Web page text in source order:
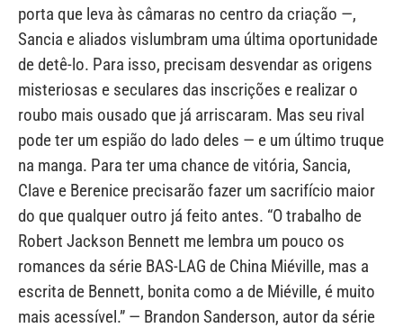
porta que leva às câmaras no centro da criação —,
Sancia e aliados vislumbram uma última oportunidade
de detê-lo. Para isso, precisam desvendar as origens
misteriosas e seculares das inscrições e realizar o
roubo mais ousado que já arriscaram. Mas seu rival
pode ter um espião do lado deles — e um último truque
na manga. Para ter uma chance de vitória, Sancia,
Clave e Berenice precisarão fazer um sacrifício maior
do que qualquer outro já feito antes. “O trabalho de
Robert Jackson Bennett me lembra um pouco os
romances da série BAS-LAG de China Miéville, mas a
escrita de Bennett, bonita como a de Miéville, é muito
mais acessível.” — Brandon Sanderson, autor da série